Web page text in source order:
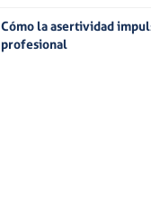
Cómo la asertividad
profesional